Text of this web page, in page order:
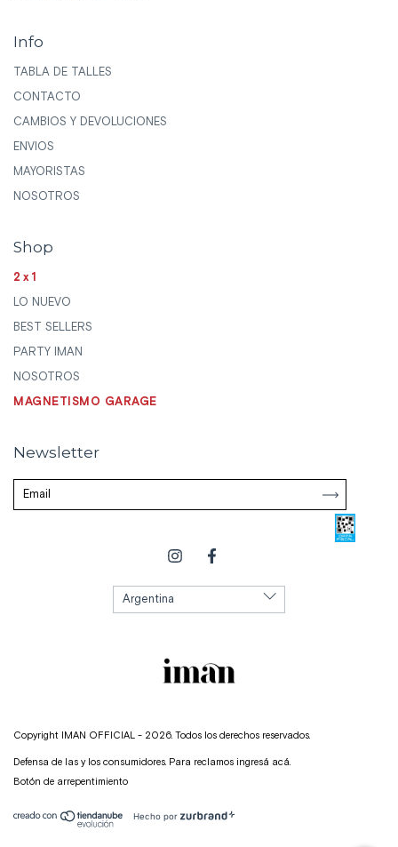
Info
TABLA DE TALLES
CONTACTO
CAMBIOS Y DEVOLUCIONES
ENVIOS
MAYORISTAS
NOSOTROS
Shop
2x1
LO NUEVO
BEST SELLERS
PARTY IMAN
NOSOTROS
MAGNETISMO GARAGE
Newsletter
Copyright IMAN OFFICIAL - 2026. Todos los derechos reservados.
Defensa de las y los consumidores. Para reclamos ingresá acá.
Botón de arrepentimiento
Hecho por